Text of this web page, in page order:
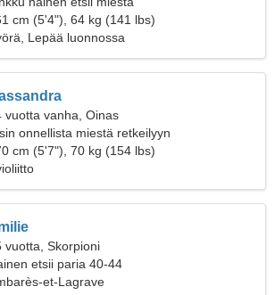
cm (5'4"), 64 kg (141 lbs)
Lepää luonnossa
vuotta vanha, Oinas
onnellista miestä retkeilyyn
cm (5'7"), 70 kg (154 lbs)
vuotta, Skorpioni
etsii paria 40-44
et-Lagrave